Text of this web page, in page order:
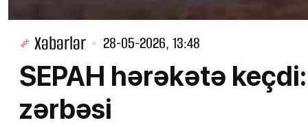
Xəbərlər 28-05-2026, 13:48
SEPAH hərəkətə
zərbəsi